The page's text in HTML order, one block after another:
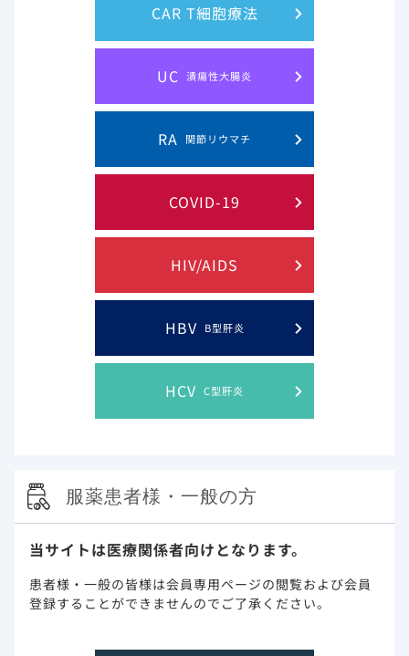
このウェブサイト上に含まれる情報は、医師または薬剤師による指導に
プライバシー・ステイトメン
ご利用規約
CAR T細胞療法
UC 潰瘍性大腸炎
RA 関節リウマチ
COVID-19
HIV/AIDS
HBV B型肝炎
HCV C型肝炎
服薬患者様・一般の方
当サイトは医療関係者向けとなります。
患者様・一般の皆様は会員専用ページの閲覧および会員
登録することができませんのでご了承ください。